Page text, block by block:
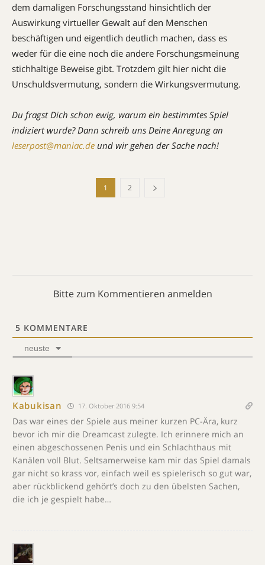
dem damaligen Forschungsstand hinsichtlich der
Auswirkung virtueller Gewalt auf den Menschen
beschäftigen und eigentlich deutlich machen, dass es
weder für die eine noch die andere Forschungsmeinung
stichhaltige Beweise gibt. Trotzdem gilt hier nicht die
Unschuldsvermutung, sondern die Wirkungsvermutung.
Du fragst Dich schon ewig, warum ein bestimmtes Spiel
indiziert wurde? Dann schreib uns Deine Anregung an
leserpost@maniac.de und wir gehen der Sache nach!
1 2
Bitte zum Kommentieren anmelden
5 KOMMENTARE
neuste
Kabukisan 17. Oktober 2016 9:54
Das war eines der Spiele aus meiner kurzen PC-Ära, kurz
bevor ich mir die Dreamcast zulegte. Ich erinnere mich an
einen abgeschossenen Penis und ein Schlachthaus mit
Kanälen voll Blut. Seltsamerweise kam mir das Spiel damals
gar nicht so krass vor, einfach weil es spielerisch so gut war,
aber rückblickend gehört’s doch zu den übelsten Sachen,
die ich je gespielt habe…